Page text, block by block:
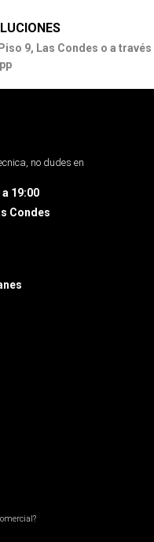
9, Las Condes o a través
no dudes en
a 19:00
Condes